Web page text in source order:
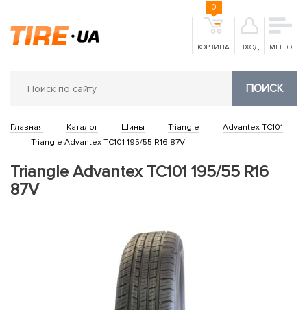
КОРЗИНА
0
ВХОД МЕНЮ
ПОИСК
Главная Каталог Шины Triangle
Advantex TC101
Triangle Advantex TC101 195/55 R16 87V
Triangle Advantex TC101 195/55 R16
87V